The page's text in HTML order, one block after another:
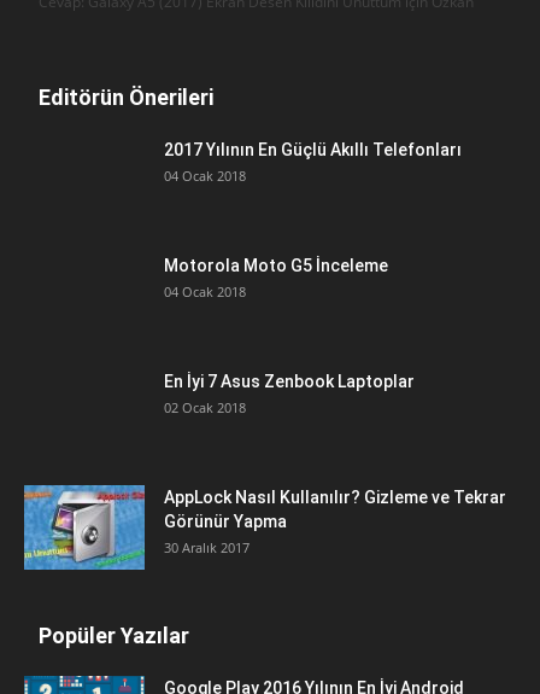
Editörün Önerileri
2017 Yılının En Güçlü Akıllı Telefonları
04 Ocak 2018
Motorola Moto G5 İnceleme
04 Ocak 2018
En İyi 7 Asus Zenbook Laptoplar
02 Ocak 2018
AppLock Nasıl Kullanılır? Gizleme ve Tekrar
Görünür Yapma
30 Aralık 2017
Popüler Yazılar
Google Play 2016 Yılının En İyi Android